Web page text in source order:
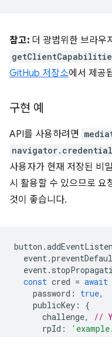
참고: 더 광범위한 브라우
GitHub 저장소에서 제공
구현 예
API를 사용하려면
사용자가 현재 저장된 비
시 활용할 수 있으므로 요
것이 좋습니다.
button .
event.
event.
const cred = await
password : true,
publicKey :
{
challenge,
//
rpId :